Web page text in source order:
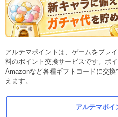
アルテマポイントは、ゲームをプレ
料のポイント交換サービスです。ポ
Amazonなど各種ギフトコードに交
えます。
アルテマポイ